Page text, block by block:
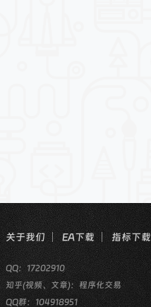
关于我们 EA下载 指标下载
QQ：17202910
知乎(视频、文章)：程序化交易
QQ群：104918951